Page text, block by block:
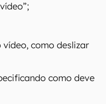
como deslizar
como deve